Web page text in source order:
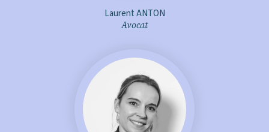
Laurent ANTON
Avocat
e.dutoit@aje-avocats.fr
+ d'infos